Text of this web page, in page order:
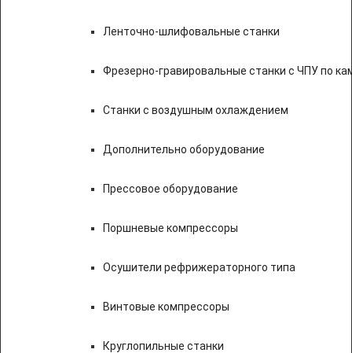
Ленточно-шлифовальные станки
Фрезерно-гравировальные станки с ЧПУ по
Станки с воздушным охлаждением
Дополнительно оборудование
Прессовое оборудование
Поршневые компрессоры
Осушители рефрижераторного типа
Винтовые компрессоры
Круглопильные станки